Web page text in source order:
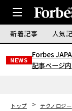
新着記事 人気
NEWS
Forbes
記事ページ
トップ テクノロジー